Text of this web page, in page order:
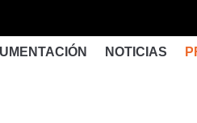
NOTICIAS